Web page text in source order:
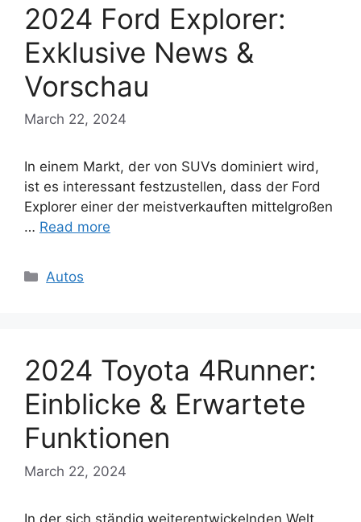
2024 Ford Explorer:
Exklusive News &
Vorschau
March 22, 2024
In einem Markt, der von SUVs dominiert wird,
ist es interessant festzustellen, dass der Ford
Explorer einer der meistverkauften mittelgroßen
… Read more
Categories
Autos
2024 Toyota 4Runner:
Einblicke & Erwartete
Funktionen
March 22, 2024
In der sich ständig weiterentwickelnden Welt